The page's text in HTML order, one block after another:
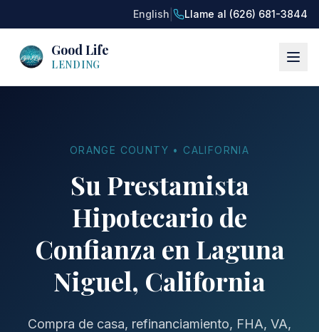
English Llame al (626) 681-3844
Good Life
LENDING
ORANGE COUNTY • CALIFORNIA
Su Prestamista
Hipotecario de
Confianza en Laguna
Niguel, California
Compra de casa, refinanciamiento, FHA, VA,